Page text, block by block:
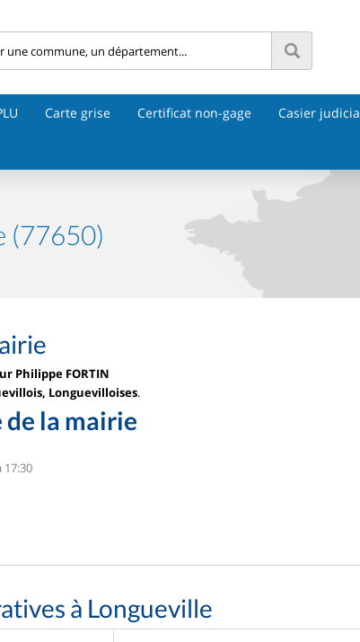
Carte grise Certificat non-gage Casier
(77650)
Philippe FORTIN
Longuevilloises.
la mairie
17:30
à Longueville